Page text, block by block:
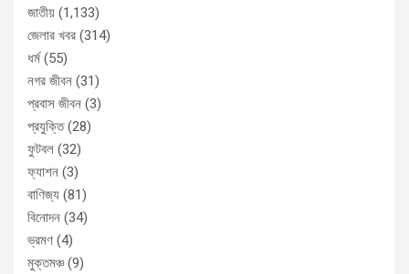
জাতীয় (1,133)
জেলার খবর (314)
ধর্ম(55)
নগর জীবন (31)
প্রবাস জীবন (3)
প্রযুক্তি(28)
ফুটবল (32)
ফ্যাশন (3)
বাণিজ্য (81)
বিনোদন (34)
ভ্রমণ (4)
মুক্তমঞ্চ(9)